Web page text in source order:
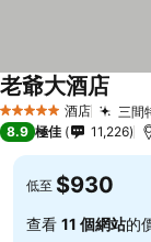
5 星級 酒店 三間
老爺大酒店
8.9 極佳 11,226
低至 $930
查看 11 個網站的